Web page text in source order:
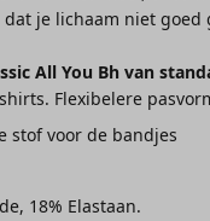
je lichaam niet goed
All You Bh van
Flexibelere
stof voor de bandjes
18% Elastaan.